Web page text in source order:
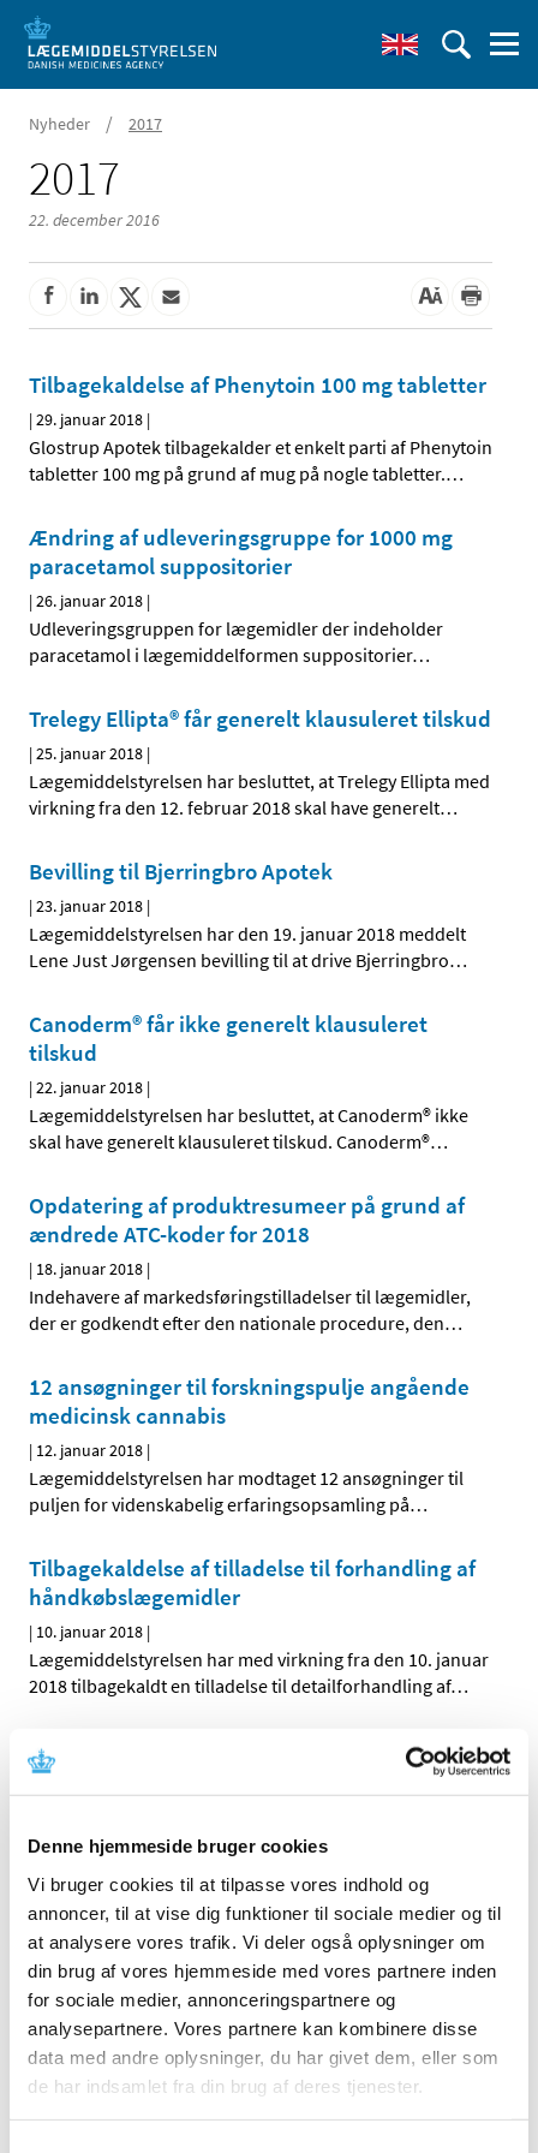
Denne hjemmeside bruger cookies
Vi bruger cookies til at tilpasse vores indhold og
annoncer, til at vise dig funktioner til sociale medier og til
at analysere vores trafik. Vi deler også oplysninger om
din brug af vores hjemmeside med vores partnere inden
for sociale medier, annonceringspartnere og
analysepartnere. Vores partnere kan kombinere disse
data med andre oplysninger, du har givet dem, eller som
de har indsamlet fra din brug af deres tjenester.
Nyheder / 2017
2017
22. december 2016
Tilbagekaldelse af Phenytoin 100 mg tabletter
|29. januar 2018 |
Glostrup Apotek tilbagekalder et enkelt parti af Phenytoin
tabletter 100 mg på grund af mug på nogle tabletter.…
Ændring af udleveringsgruppe for 1000 mg
paracetamol suppositorier
|26. januar 2018 |
Udleveringsgruppen for lægemidler der indeholder
paracetamol i lægemiddelformen suppositorier…
Trelegy Ellipta® får generelt klausuleret tilskud
|25. januar 2018 |
Lægemiddelstyrelsen har besluttet, at Trelegy Ellipta med
virkning fra den 12. februar 2018 skal have generelt…
Bevilling til Bjerringbro Apotek
|23. januar 2018 |
Lægemiddelstyrelsen har den 19. januar 2018 meddelt
Lene Just Jørgensen bevilling til at drive Bjerringbro…
Canoderm® får ikke generelt klausuleret
tilskud
|22. januar 2018 |
Lægemiddelstyrelsen har besluttet, at Canoderm® ikke
skal have generelt klausuleret tilskud. Canoderm®…
Opdatering af produktresumeer på grund af
ændrede ATC-koder for 2018
| 18. januar 2018 |
Indehavere af markedsføringstilladelser til lægemidler,
der er godkendt efter den nationale procedure, den…
12 ansøgninger til forskningspulje angående
medicinsk cannabis
| 12. januar 2018 |
Lægemiddelstyrelsen har modtaget 12 ansøgninger til
puljen for videnskabelig erfaringsopsamling på…
Tilbagekaldelse af tilladelse til forhandling af
håndkøbslægemidler
| 10. januar 2018 |
Lægemiddelstyrelsen har med virkning fra den 10. januar
2018 tilbagekaldt en tilladelse til detailforhandling af…
Tjekkisk engrosforhandler lever ikke op til god
distributionspraksis for lægemidler
De tjekkiske sundhedsmyndigheder udstedte den 2.
Lægemiddelstyrelsens vurdering af nyt studie
om brug af ibuprofen og risiko for ændring af
hormonbalancen hos mænd
|9. januar 2018|
Et nyt dansk-fransk studie, Ibuprofen alters human
testicular physiology to produce a state of…